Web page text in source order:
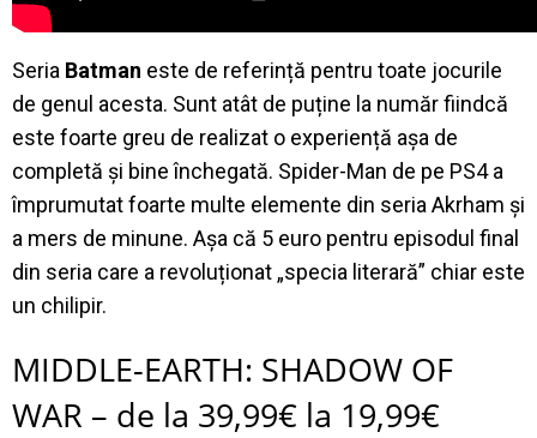
Seria Batman este de referință pentru toate jocurile
de genul acesta. Sunt atât de puține la număr fiindcă
este foarte greu de realizat o experiență așa de
completă și bine închegată. Spider-Man de pe PS4 a
împrumutat foarte multe elemente din seria Akrham și
a mers de minune. Așa că 5 euro pentru episodul final
din seria care a revoluționat „specia literară” chiar este
un chilipir.
MIDDLE-EARTH: SHADOW OF
WAR – de la 39,99€ la 19,99€